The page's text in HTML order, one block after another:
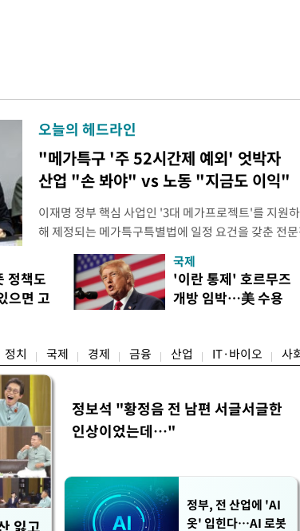
오늘의 헤드라인
"메가특구 '주 52시간제 예외' 엇박자
산업 "손 봐야" vs 노동 "지금도 이익"
이재명 정부 핵심 사업인 '3대 메가프로젝트'를 지원
해 제정되는 메가특구특별법에 일정 요건을 갖춘 전
로자에 대해 주 52시간 법정 근로시간 규제에서 제외하
을 두고 산업과 노동을 책임지는 장관이 견해차를 드
김정관 산업통상부 장관은 메가특구법에 연장근로,
발(R&D) 인력에 대한 근로시간 특례, 탄력·선택적 근
정책도
으면 고
국제
'이란 통제' 호르무즈
개방 임박…美 수용
정치 국제 경제 금융 산업 IT·바이오 사
잃고
정보석 "황정음 전 남편 서글서글한
인상이었는데…"
정부, 전 산업에 'AI
옷' 입힌다…AI 로봇